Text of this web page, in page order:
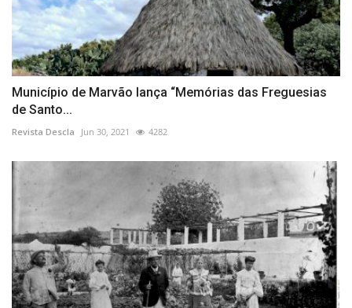
Município de Marvão lança “Memórias das Freguesias
de Santo...
Revista Descla Jun 30, 2021 4282